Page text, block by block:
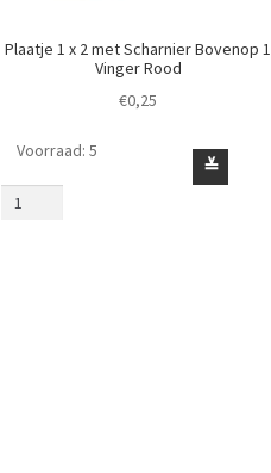
Plaatje 1 x 2 met Scharnier Bovenop 1
Vinger Rood
€0,25
Plaatje
1
≚
Voorraad: 5